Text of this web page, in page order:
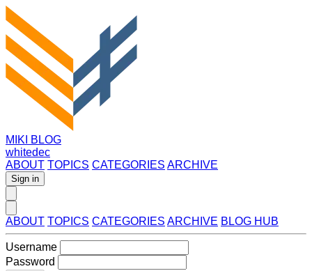
MIKI BLOG
whitedec
ABOUT TOPICS CATEGORIES ARCHIVE
Sign in
ABOUT TOPICS CATEGORIES ARCHIVE BLOG HUB
Username
Password